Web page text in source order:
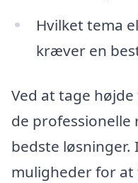
Hvilket tema
kræver en
Ved at tage
de professionelle
bedste løsninger.
muligheder for